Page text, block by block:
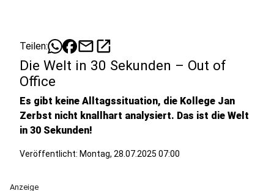
Teilen: mailopen_in_new
Die Welt in 30 Sekunden – Out of
Office
Es gibt keine Alltagssituation, die Kollege Jan
Zerbst nicht knallhart analysiert. Das ist die Welt
in 30 Sekunden!
Veröffentlicht: Montag, 28.07.2025 07:00
Anzeige